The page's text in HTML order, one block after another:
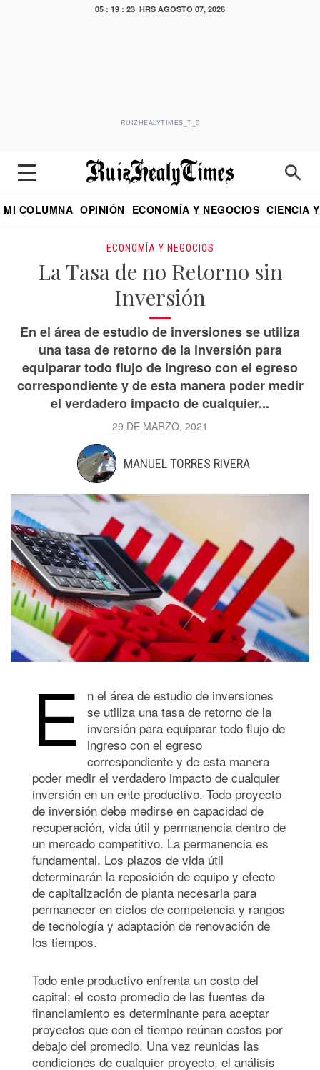
05 : 19 : 24 HRS AGOSTO 07, 2026
RUIZHEALYTIMES_T_0
MI COLUMNA OPINIÓN ECONOMÍA Y NEGOCIOS CIENCIA
ECONOMÍA Y NEGOCIOS
La Tasa de no Retorno sin
Inversión
En el área de estudio de inversiones se utiliza
una tasa de retorno de la inversión para
equiparar todo flujo de ingreso con el egreso
correspondiente y de esta manera poder medir
el verdadero impacto de cualquier...
29 DE MARZO, 2021
MANUEL TORRES RIVERA
E
n el área de estudio de inversiones
se utiliza una tasa de retorno de la
inversión para equiparar todo flujo de
ingreso con el egreso
correspondiente y de esta manera
poder medir el verdadero impacto de cualquier
inversión en un ente productivo. Todo proyecto
de inversión debe medirse en capacidad de
recuperación, vida útil y permanencia dentro de
un mercado competitivo. La permanencia es
fundamental. Los plazos de vida útil
determinarán la reposición de equipo y efecto
de capitalización de planta necesaria para
permanecer en ciclos de competencia y rangos
de tecnología y adaptación de renovación de
los tiempos.
Todo ente productivo enfrenta un costo del
capital; el costo promedio de las fuentes de
financiamiento es determinante para aceptar
proyectos que con el tiempo reúnan costos por
debajo del promedio. Una vez reunidas las
condiciones de cualquier proyecto, el análisis